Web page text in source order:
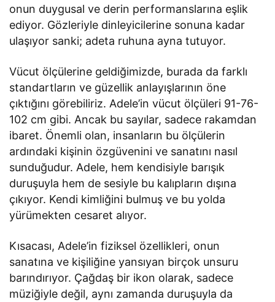
onun duygusal ve derin performanslarına eşlik
ediyor. Gözleriyle dinleyicilerine sonuna kadar
ulaşıyor sanki; adeta ruhuna ayna tutuyor.
Vücut ölçülerine geldiğimizde, burada da farklı
standartların ve güzellik anlayışlarının öne
çıktığını görebiliriz. Adele’in vücut ölçüleri 91-76-
102 cm gibi. Ancak bu sayılar, sadece rakamdan
ibaret. Önemli olan, insanların bu ölçülerin
ardındaki kişinin özgüvenini ve sanatını nasıl
sunduğudur. Adele, hem kendisiyle barışık
duruşuyla hem de sesiyle bu kalıpların dışına
çıkıyor. Kendi kimliğini bulmuş ve bu yolda
yürümekten cesaret alıyor.
Kısacası, Adele’in fiziksel özellikleri, onun
sanatına ve kişiliğine yansıyan birçok unsuru
barındırıyor. Çağdaş bir ikon olarak, sadece
müziğiyle değil, aynı zamanda duruşuyla da